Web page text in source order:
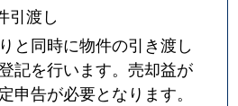
引渡し
と同時に物件の引き渡し
記を行います。売却益が
申告が必要となります。